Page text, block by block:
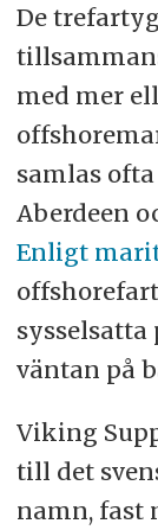
De
med mer
samlas
Aberdeen
Enligt
sysselsatta
väntan på
Viking
till det
namn, fast